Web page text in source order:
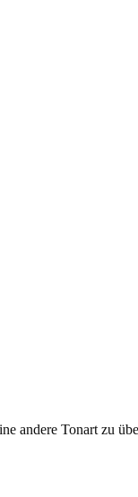
andere Tonart zu